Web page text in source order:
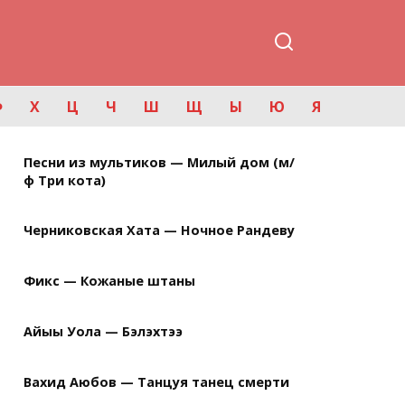
Х Ц Ч Ш Щ Ы Ю Я
Песни из мультиков — Милый дом (м/
ф Три кота)
Черниковская Хата — Ночное Рандеву
Фикс — Кожаные штаны
Айыы Уола — Бэлэхтээ
Вахид Аюбов — Танцуя танец смерти